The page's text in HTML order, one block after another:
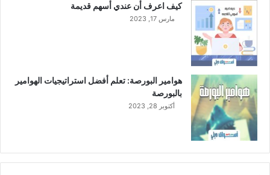
كيف اعرف أن عندي أسهم قديمة
مارس 17, 2023
هوامير البورصة: تعلم أفضل استراتيجيات الهوامير
بالبورصة
أكتوبر 28, 2023